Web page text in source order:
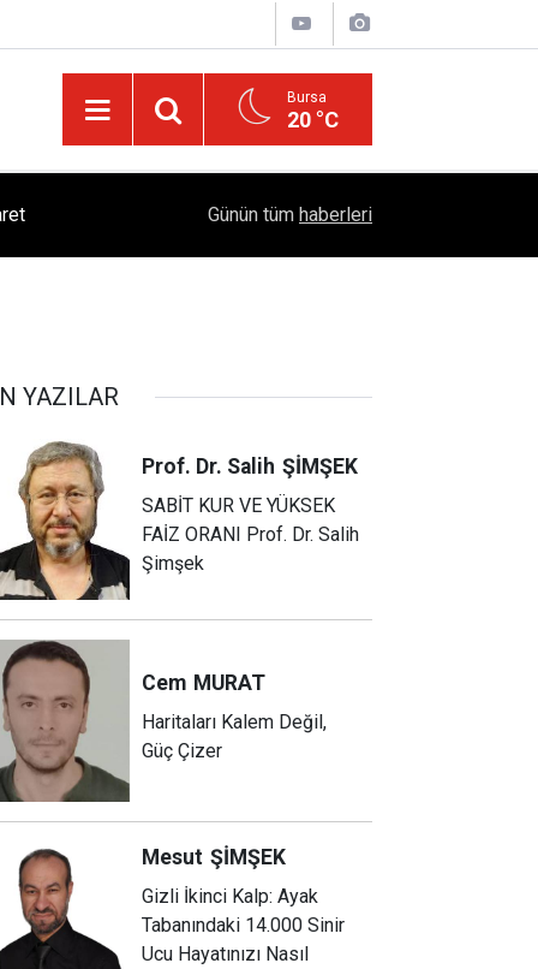
Bursa
20 °C
Kırıkkale 6. Yörük Türkmen Şenliği Büyük İlgi
Günün tüm haberleri
YAZILAR
Prof. Dr. Salih ŞİMŞEK
SABİT KUR VE YÜKSEK
FAİZ ORANI Prof. Dr. Salih
Şimşek
Cem MURAT
Haritaları Kalem Değil,
Güç Çizer
Mesut ŞİMŞEK
Gizli İkinci Kalp: Ayak
Tabanındaki 14.000 Sinir
Ucu Hayatınızı Nasıl